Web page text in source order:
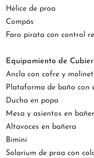
Hélice de proa
Compás
Faro pirata con control
Equipamiento de
Ancla con cofre y
Plataforma de baño con
Ducha en popa
Mesa y asientos en
Altavoces en bañera
Bimini
Solarium de proa con